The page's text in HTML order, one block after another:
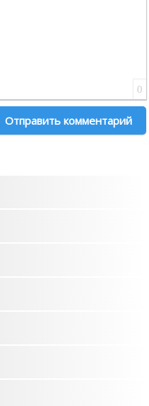
0
Отправить комментарий